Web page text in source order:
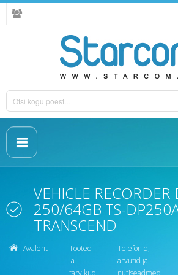
VEHICLE RECORDER
250/64GB TS-
TRANSCEND
Avaleht
Tooted
ja
tarvikud
Telefonid,
arvutid ja
nutiseadmed